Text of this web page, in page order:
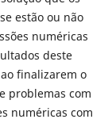
estão ou não
numéricas
deste
finalizarem o
problemas com
numéricas com